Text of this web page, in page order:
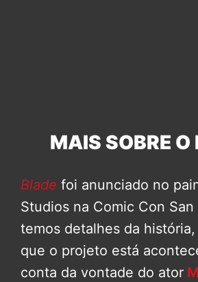
MAIS SOBRE O
Blade foi anunciado no
Studios na Comic Con San
temos detalhes da
que o projeto está
conta da vontade do ator